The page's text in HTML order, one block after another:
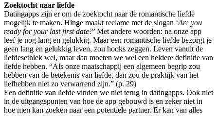
Zoektocht naar liefde
Datingapps zijn er om de zoektocht naar de romantische liefde
mogelijk te maken. Hinge maakt reclame met de slogan ‘Are you
ready for your last first date?’ Met andere woorden: na onze app
leef je nog lang en gelukkig. Maar een romantische liefde bezorgt je
geen lang en gelukkig leven, zou hooks zeggen. Leven vanuit de
liefdesethiek wel, maar dan moeten we wel een heldere definitie van
liefde hebben. “Als onze maatschappij een algemeen begrip zou
hebben van de betekenis van liefde, dan zou de praktijk van het
liefhebben niet zo verwarrend zijn.” (p. 29)
Een definitie van liefde vinden we niet terug in datingapps. Ook niet
in de uitgangspunten van hoe de app gebouwd is en zeker niet in
hoe men kan zoeken naar een potentiële partner. Er kan van alles